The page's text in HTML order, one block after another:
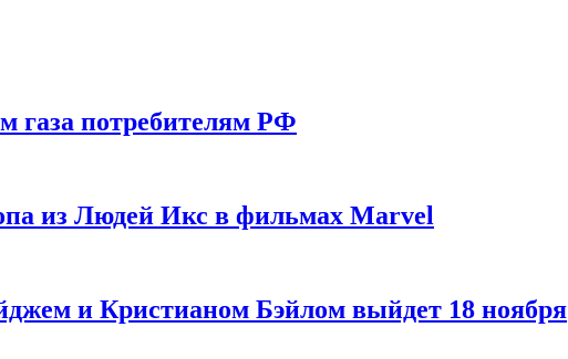
газа потребителям РФ
из Людей Икс в фильмах Marvel
и Кристианом Бэйлом выйдет 18 ноября